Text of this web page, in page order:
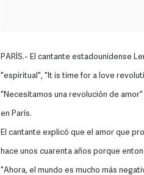
PARÍS.- El cantante estadounidense
"espiritual", "It is time for a love
"Necesitamos una revolución de
en París.
El cantante explicó que el amor que
hace unos cuarenta años porque
"Ahora, el mundo es mucho más